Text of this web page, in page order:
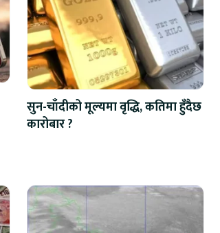
सुन-चाँदीको मूल्यमा वृद्धि, कतिमा हुँदैछ
कारोबार ?